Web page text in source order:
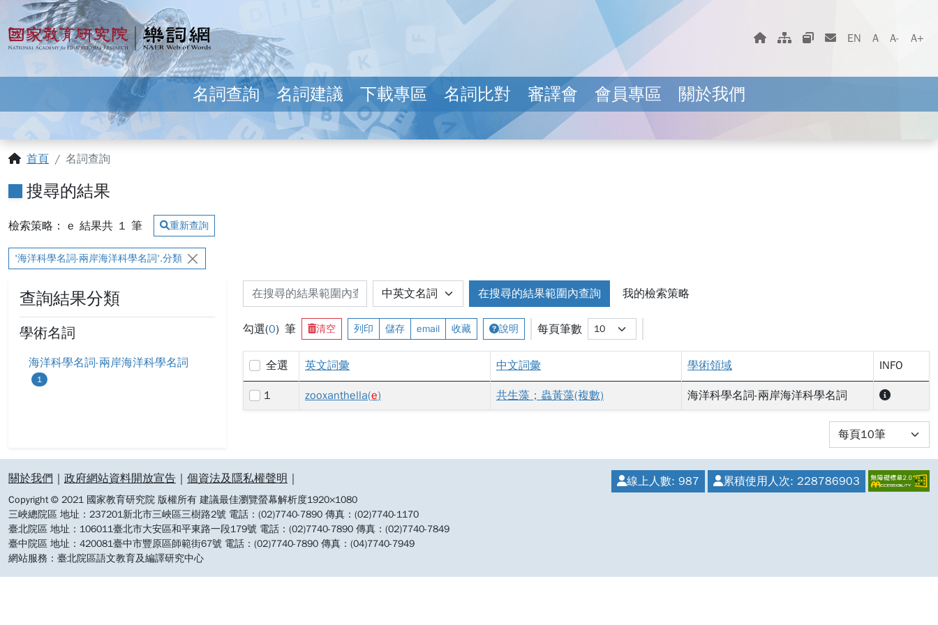
跳到主要內容
:::
國家教育研究院 樂詞網
回首頁網站地圖相關網站聯絡我們
EN 字體大小選擇
A A- A+
名詞查詢 名詞建議 下載專區 名詞比對 審譯會 會員專區 關於我們
首頁
名詞查詢
搜尋的結果
檢索策略： e 結果共 1 筆 重新查詢
'海洋科學名詞-兩岸海洋科學名詞'.分類
查詢結果分類
學術名詞
海洋科學名詞-兩岸海洋科學名詞
1
在搜尋的結果範圍內查詢 我的檢索策略
勾選(0) 筆 清空 列印 儲存 email 收藏 說明 每頁筆數
全選 英文詞彙 中文詞彙 學術領域 INFO
1 zooxanthella(e) 共生藻；蟲黃藻(複數) 海洋科學名詞-兩岸海洋科學名詞
:::關於我們 政府網站資料開放宣告 個資法及隱私權聲明 線上人數: 987 累積使用人次: 228786903
Copyright © 2021 國家教育研究院 版權所有 建議最佳瀏覽螢幕解析度1920×1080
三峽總院區 地址：237201新北市三峽區三樹路2號 電話：(02)7740-7890 傳真：(02)7740-1170
臺北院區 地址：106011臺北市大安區和平東路一段179號 電話：(02)7740-7890 傳真：(02)7740-7849
臺中院區 地址：420081臺中市豐原區師範街67號 電話：(02)7740-7890 傳真：(04)7740-7949
網站服務：臺北院區語文教育及編譯研究中心